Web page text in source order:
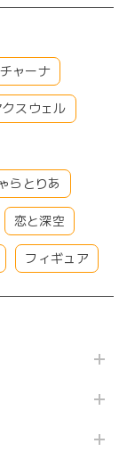
ャーナ
クスウェル
らとりあ
恋と深空
フィギュア